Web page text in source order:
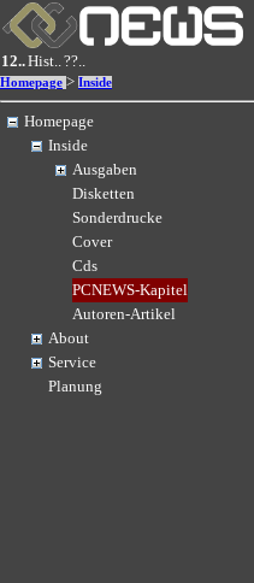
12..Hist..??..
Homepage > Inside
Homepage
Inside
Ausgaben
Disketten
Sonderdrucke
Cover
Cds
PCNEWS-Kapitel
Autoren-Artikel
About
Service
Planung